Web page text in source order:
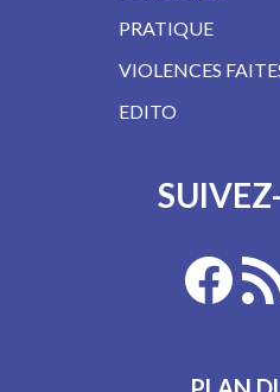
PRATIQUE
VIOLENCES
EDITO